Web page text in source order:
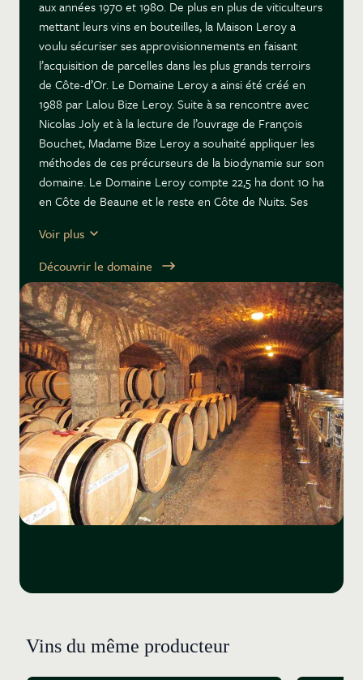
aux années 1970 et 1980. De plus en plus de viticulteurs
mettant leurs vins en bouteilles, la Maison Leroy a
voulu sécuriser ses approvisionnements en faisant
l’acquisition de parcelles dans les plus grands terroirs
de Côte-d’Or. Le Domaine Leroy a ainsi été créé en
1988 par Lalou Bize Leroy. Suite à sa rencontre avec
Nicolas Joly et à la lecture de l’ouvrage de François
Bouchet, Madame Bize Leroy a souhaité appliquer les
méthodes de ces précurseurs de la biodynamie sur son
domaine. Le Domaine Leroy compte 22,5 ha dont 10 ha
en Côte de Beaune et le reste en Côte de Nuits. Ses
Romanée-Saint-Vivant, le Vosne-Romanée 1er cru les
Beaux Monts, le Vosne-Romanée Genaivrières mais
aussi le Pommard les Vignots, le Savigny-lès-Beaune 1er
cru Les Narbantons, une parcelle d’Auxey-Duresses
blanc et le Corton-Charlemagne. Le domaine, géré par
10 permanents, emploie 30 à 40 personnes en période
de vendange. La taille de type Guyot simple est
extrêmement courte. Les rendements obtenus ne
dépassent pas les 20 hl/ha. Ce qui correspond à cinq
grappes par pied de vigne. « Nos baguettes
ressemblent à des coursons de 5 à 10 cm, sur un pied
de vigne taillé long, » explique Gilles Desprez, le
directeur export. Les petits rendements donnent des
raisins mûrs plus précocement. Aucune vigne n’est
écimée depuis l’an 2000 afin de ne pas couper l’apex
de la plante. Le feuillage est enroulé. Les vinifications
jours. Un peu de SO₂ est utilisé à l’encuvage. Les
légère) entre 12 et 15 mois, exceptionnellement 18
Voir plus
Découvrir le domaine
Vins du même producteur